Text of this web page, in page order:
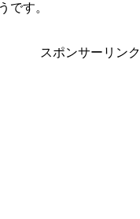
です。
スポンサーリンク